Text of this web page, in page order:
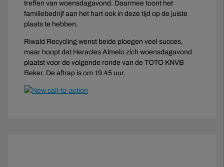
treffen van woensdagavond. Daarmee toont het
familiebedrijf aan het hart ook in deze tijd op de juiste
plaats te hebben.
Riwald Recycling wenst beide ploegen veel succes,
maar hoopt dat Heracles Almelo zich woensdagavond
plaatst voor de volgende ronde van de TOTO KNVB
Beker. De aftrap is om 19.45 uur.